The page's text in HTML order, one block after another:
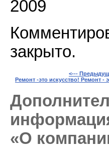
2009
закрыто.
<---
Ремонт -это искусство! Ремонт -
«О